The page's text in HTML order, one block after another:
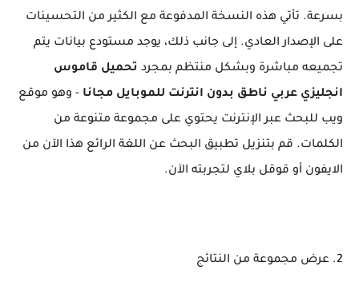
بسرعة. تأتي هذه النسخة المدفوعة مع الكثير من التحسينات
على الإصدار العادي. إلى جانب ذلك، يوجد مستودع بيانات يتم
تجميعه مباشرة وبشكل منتظم بمجرد تحميل قاموس
انجليزي عربي ناطق بدون انترنت للموبايل مجانا - وهو موقع
ويب للبحث عبر الإنترنت يحتوي على مجموعة متنوعة من
الكلمات. قم بتنزيل تطبيق البحث عن اللغة الرائع هذا الآن من
الايفون أو قوقل بلاي لتجربته الآن.
2. عرض مجموعة من النتائج